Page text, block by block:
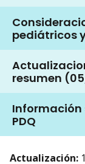
pediátricos
resumen
Información
PDQ
Actualización: